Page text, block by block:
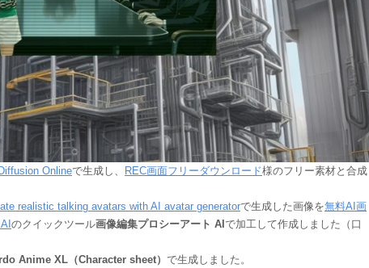
Onlineで生成し、 REC画面フリーダウンロード様のフリー素材と合成
realistic talking avatars with AI avatar generatorで生成した画像を無料AI画
のクイックツール画像編集プロシーアート AI で加工して作成しました（口
Anime XL（Character sheet） で生成しました。